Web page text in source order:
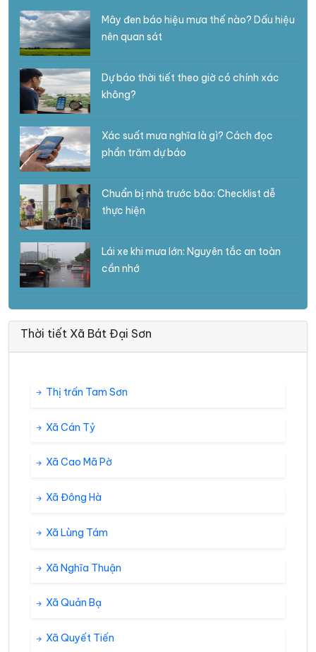
Mây đen báo hiệu mưa thế nào? Dấu hiệu
nên quan sát
Dự báo thời tiết theo giờ có chính xác
không?
Xác suất mưa nghĩa là gì? Cách đọc
phần trăm dự báo
Chuẩn bị nhà trước bão: Checklist dễ
thực hiện
Lái xe khi mưa lớn: Nguyên tắc an toàn
cần nhớ
Thời tiết Xã Bát Đại Sơn
Thị trấn Tam Sơn
Xã Cán Tỷ
Xã Cao Mã Pờ
Xã Đông Hà
Xã Lùng Tám
Xã Nghĩa Thuận
Xã Quản Bạ
Xã Quyết Tiến